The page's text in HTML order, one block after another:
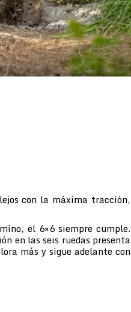
con la máxima tracción,
el 6×6 siempre cumple.
en las seis ruedas presenta
más y sigue adelante con